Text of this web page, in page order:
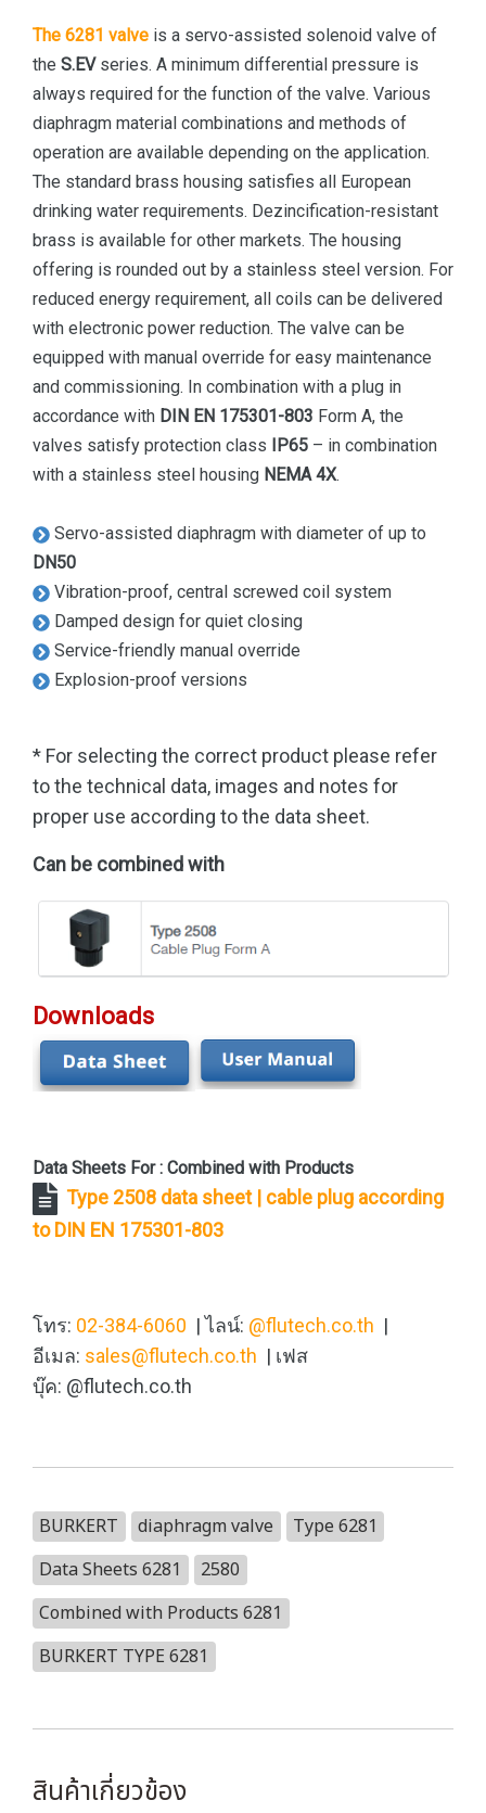
The 6281 valve is a servo-assisted solenoid valve of
the S.EVseries. A minimum differential pressure is
always required for the function of the valve. Various
diaphragm material combinations and methods of
operation are available depending on the application.
The standard brass housing satisfies all European
drinking water requirements. Dezincification-resistant
brass is available for other markets. The housing
offering is rounded out by a stainless steel version. For
reduced energy requirement, all coils can be delivered
with electronic power reduction. The valve can be
equipped with manual override for easy maintenance
and commissioning. In combination with a plug in
accordance with DIN EN 175301-803 Form A, the
valves satisfy protection class IP65 – in combination
with a stainless steel housing NEMA 4X.
Servo-assisted diaphragm with diameter of up to
DN50
Vibration-proof, central screwed coil system
Damped design for quiet closing
Service-friendly manual override
Explosion-proof versions
* For selecting the correct product please refer
to the technical data, images and notes for
proper use according to the data sheet.
Can be combined with
Downloads
Data Sheets For : Combined with Products
Type 2508 data sheet | cable plug according
to DIN EN 175301-803
โทร: 02-384-6060 | ไลน์: @flutech.co.th |
อีเมล: sales@flutech.co.th | เฟส
บุ๊ค: @flutech.co.th
BURKERT diaphragm valve
Type 6281
Data Sheets 6281
2580
Combined with Products 6281
BURKERT TYPE 6281
สินค้าเกี่ยวข้อง